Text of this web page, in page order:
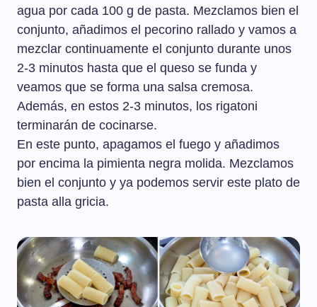
agua por cada 100 g de pasta. Mezclamos bien el
conjunto, añadimos el pecorino rallado y vamos a
mezclar continuamente el conjunto durante unos
2-3 minutos hasta que el queso se funda y
veamos que se forma una salsa cremosa.
Además, en estos 2-3 minutos, los rigatoni
terminarán de cocinarse.
En este punto, apagamos el fuego y añadimos
por encima la pimienta negra molida. Mezclamos
bien el conjunto y ya podemos servir este plato de
pasta alla gricia.